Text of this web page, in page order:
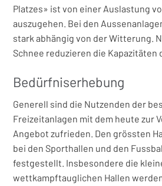
Platzes» ist von einer Auslastung
auszugehen. Bei den
stark abhängig von der Witterung.
Schnee reduzieren die Kapazitäten
Bedürfniserhebung
Generell sind die Nutzenden der
Freizeitanlagen mit dem heute zur
Angebot zufrieden. Den grössten
bei den Sporthallen und den
festgestellt. Insbesondere die
wettkampftauglichen Hallen